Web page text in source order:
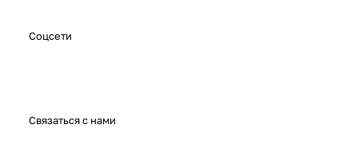
Соцсети
Связаться с нами